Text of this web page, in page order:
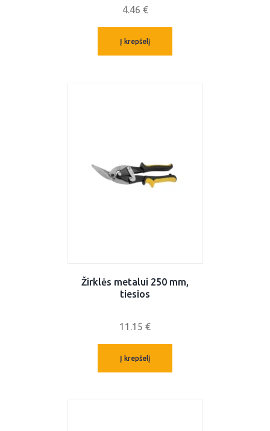
4.46 €
Į krepšelį
Žirklės metalui 250 mm,
tiesios
11.15 €
Į krepšelį